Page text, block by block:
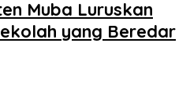
Muba Luruskan
yang Beredar